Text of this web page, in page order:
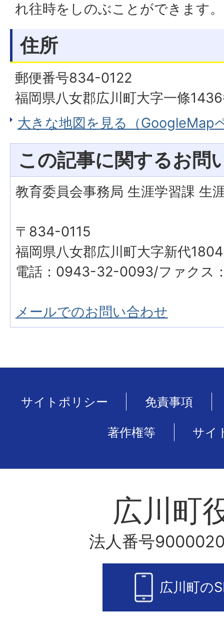
れ往時をしのぶことができます。
住所
郵便番号834-0122
福岡県八女郡広川町大字一條
大きな地図を見る（GoogleMap
この記事に関するお問
教育委員会事務局 生涯学習課 生
〒834-0115
福岡県八女郡広川町大字新代
電話：0943-32-0093/ファクス
メールでのお問い合わせ
サイトポリシー 免責事項
著作権等 サイ
広川町
法人番号
広川町の